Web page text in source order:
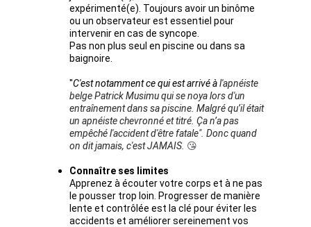
expérimenté(e). Toujours avoir un binôme
ou un observateur est essentiel pour
intervenir en cas de syncope.
Pas non plus seul en piscine ou dans sa
baignoire.
"C'est notamment ce qui est arrivé à l'apnéiste
belge Patrick Musimu qui se noya lors d'un
entraînement dans sa piscine. Malgré qu’il était
un apnéiste chevronné et titré. Ça n’a pas
empêché l'accident d'être fatale". Donc quand
on dit jamais, c'est JAMAIS. 😘
Connaître ses limites
Apprenez à écouter votre corps et à ne pas
le pousser trop loin. Progresser de manière
lente et contrôlée est la clé pour éviter les
accidents et améliorer sereinement vos